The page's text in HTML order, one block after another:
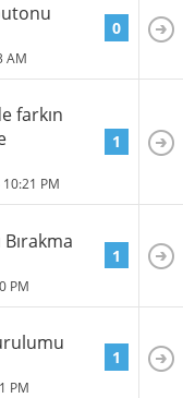
AM
0
farkın
10:21 PM
1
Bırakma
PM
1
PM
1